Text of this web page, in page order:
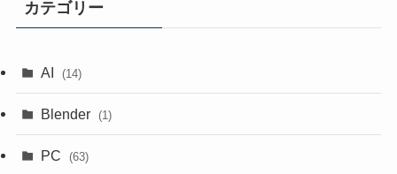
カテゴリー
AI (14)
Blender (1)
PC (63)